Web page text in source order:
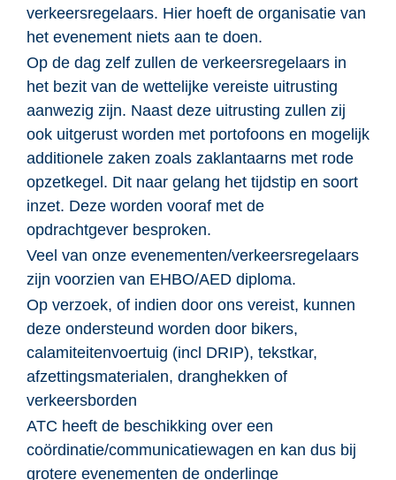
verkeersregelaars. Hier hoeft de organisatie van
het evenement niets aan te doen.
Op de dag zelf zullen de verkeersregelaars in
het bezit van de wettelijke vereiste uitrusting
aanwezig zijn. Naast deze uitrusting zullen zij
ook uitgerust worden met portofoons en mogelijk
additionele zaken zoals zaklantaarns met rode
opzetkegel. Dit naar gelang het tijdstip en soort
inzet. Deze worden vooraf met de
opdrachtgever besproken.
Veel van onze evenementen/verkeersregelaars
zijn voorzien van EHBO/AED diploma.
Op verzoek, of indien door ons vereist, kunnen
deze ondersteund worden door bikers,
calamiteitenvoertuig (incl DRIP), tekstkar,
afzettingsmaterialen, dranghekken of
verkeersborden
ATC heeft de beschikking over een
coördinatie/communicatiewagen en kan dus bij
grotere evenementen de onderlinge